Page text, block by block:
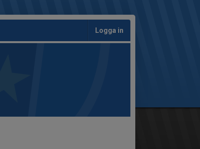
Logga in